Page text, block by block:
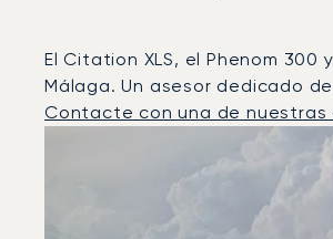
El Citation XLS, el Phenom
Málaga. Un asesor dedicado
Contacte con una de nuestras
Málaga : Los 3 modelos deModelo de
Velocidad (km/h)
Velocidad